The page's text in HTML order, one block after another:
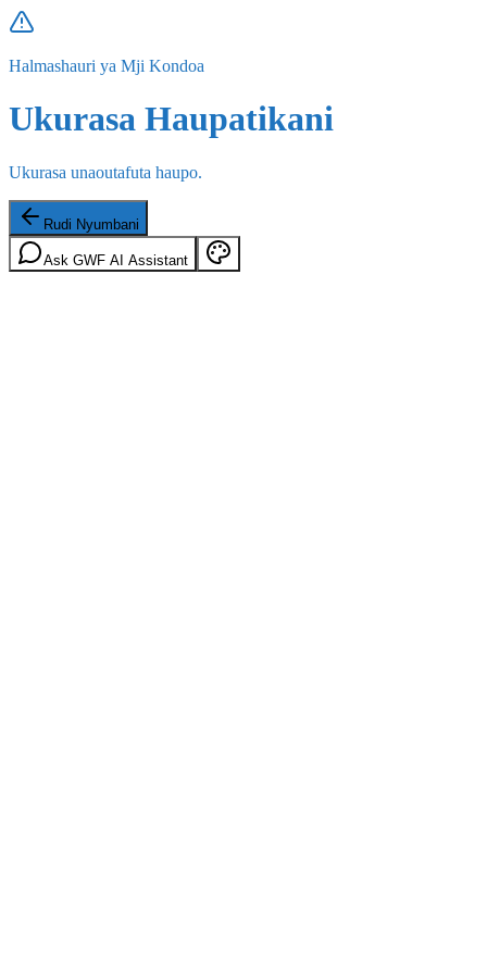
Halmashauri ya Mji Kondoa
Ukurasa Haupatikani
Ukurasa unaoutafuta haupo.
Rudi Nyumbani
Ask GWF AI Assistant